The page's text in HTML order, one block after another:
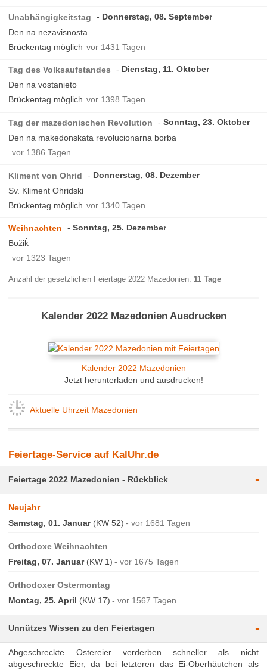
Unabhängigkeitstag
Donnerstag, 08. September
Den na nezavisnosta
Brückentag möglich vor 1431 Tagen
Tag des Volksaufstandes
Dienstag, 11. Oktober
Den na vostanieto
Brückentag möglich vor 1398 Tagen
Tag der mazedonischen Revolution
Sonntag, 23. Oktober
Den na makedonskata revolucionarna borba
vor 1386 Tagen
Kliment von Ohrid
Donnerstag, 08. Dezember
Sv. Kliment Ohridski
Brückentag möglich vor 1340 Tagen
Weihnachten
Sonntag, 25. Dezember
Božiḱ
vor 1323 Tagen
Anzahl der gesetzlichen Feiertage 2022 Mazedonien:11 Tage
Kalender 2022 Mazedonien Ausdrucken
Kalender 2022 Mazedonien
Jetzt herunterladen und ausdrucken!
Aktuelle Uhrzeit Mazedonien
Feiertage-Service auf KalUhr.de
Feiertage 2022 Mazedonien - Rückblick -
Neujahr
Samstag, 01. Januar(KW 52) vor 1681 Tagen
Orthodoxe Weihnachten
Freitag, 07. Januar(KW 1) vor 1675 Tagen
Orthodoxer Ostermontag
Montag, 25. April (KW 17) vor 1567 Tagen
Unnützes Wissen zu den Feiertagen -
Abgeschreckte Ostereier verderben schneller als nicht
abgeschreckte Eier, da bei letzteren das Ei-Oberhäutchen als